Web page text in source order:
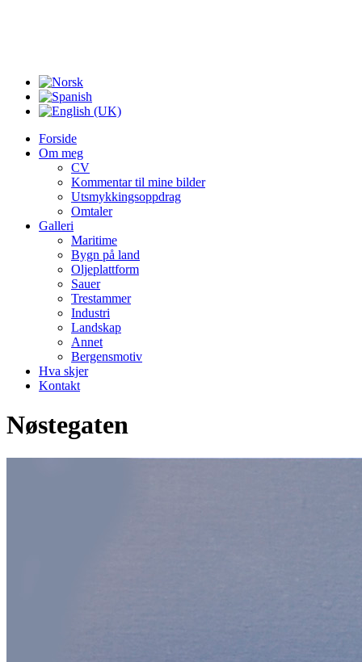
Forside
Om meg
CV
Kommentar til mine bilder
Utsmykkingsoppdrag
Omtaler
Galleri
Maritime
Bygn på land
Oljeplattform
Sauer
Trestammer
Industri
Landskap
Annet
Bergensmotiv
Hva skjer
Kontakt
Nøstegaten